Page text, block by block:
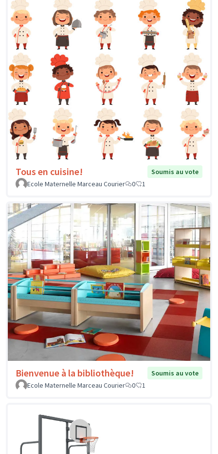
Tous en cuisine!
Soumis au vote
Ecole Maternelle Marceau Courier
0 1
Bienvenue à la bibliothèque!
Soumis au vote
Ecole Maternelle Marceau Courier
0 1